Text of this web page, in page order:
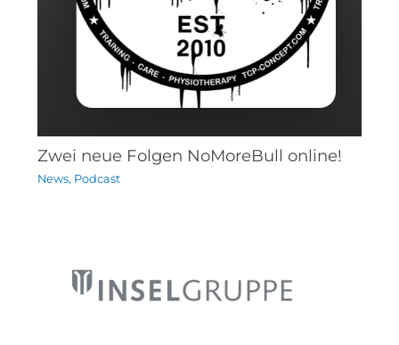
Zwei neue Folgen NoMoreBull online!
News, Podcast